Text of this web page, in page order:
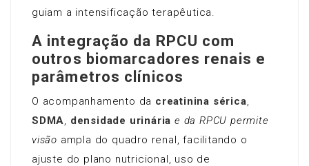
guiam a intensificação terapêutica.
A integração da RPCU com
outros biomarcadores renais e
parâmetros clínicos
O acompanhamento da creatinina sérica,
SDMA, densidade urinária e da RPCU permite
visão ampla do quadro renal, facilitando o
ajuste do plano nutricional, uso de